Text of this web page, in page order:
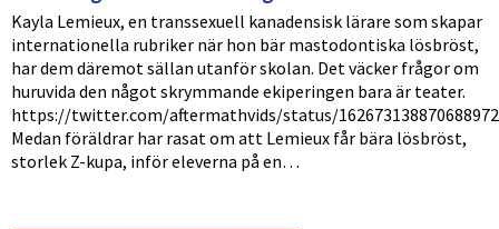
Kayla Lemieux, en transsexuell kanadensisk lärare som skapar
internationella rubriker när hon bär mastodontiska lösbröst,
har dem däremot sällan utanför skolan. Det väcker frågor om
huruvida den något skrymmande ekiperingen bara är teater.
https://twitter.com/aftermathvids/status/
Medan föräldrar har rasat om att Lemieux får bära lösbröst,
storlek Z-kupa, inför eleverna på en…